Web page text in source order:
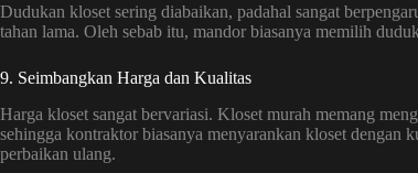
Dudukan kloset sering diabaikan, padahal sangat
tahan lama. Oleh sebab itu, mandor biasanya memilih
9. Seimbangkan Harga dan Kualitas
Harga kloset sangat bervariasi. Kloset murah memang
sehingga kontraktor biasanya menyarankan kloset dengan
perbaikan ulang.